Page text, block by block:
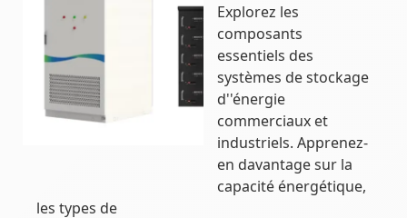
Explorez les
composants
essentiels des
systèmes de stockage
d''énergie
commerciaux et
industriels. Apprenez-
en davantage sur la
capacité énergétique,
les types de